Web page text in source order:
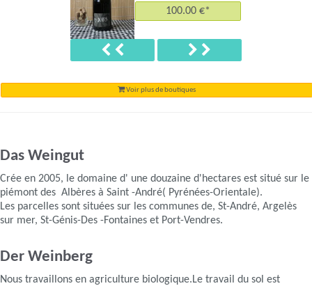
100.00 €*
Précédent Suivant
Voir plus de boutiques
Das Weingut
Crée en 2005, le domaine d' une douzaine d'hectares est situé sur le
piémont des Albères à Saint -André( Pyrénées-Orientale).
Les parcelles sont situées sur les communes de, St-André, Argelès
sur mer, St-Génis-Des -Fontaines et Port-Vendres.
Der Weinberg
Nous travaillons en agriculture biologique.Le travail du sol est